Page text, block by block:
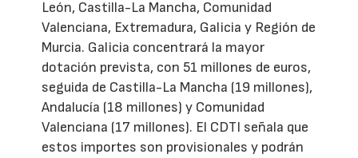
León, Castilla-La Mancha, Comunidad
Valenciana, Extremadura, Galicia y Región de
Murcia. Galicia concentrará la mayor
dotación prevista, con 51 millones de euros,
seguida de Castilla-La Mancha (19 millones),
Andalucía (18 millones) y Comunidad
Valenciana (17 millones). El CDTI señala que
estos importes son provisionales y podrán